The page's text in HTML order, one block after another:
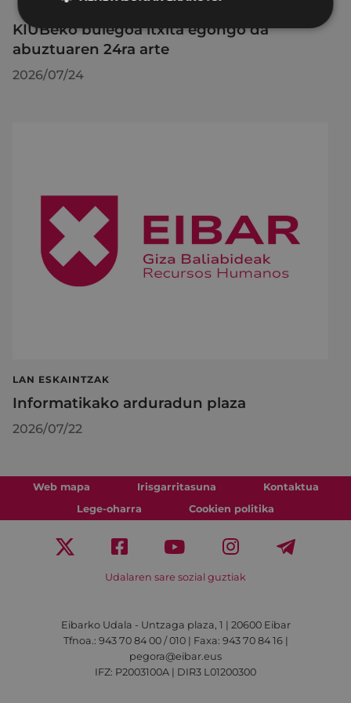
KIUBeko bulegoa itxita egongo da
abuztuaren 24ra arte
2026/07/24
LAN ESKAINTZAK
Informatikako arduradun plaza
2026/07/22
Web mapa Irisgarritasuna
Kontaktua
Lege-oharra
Cookien politika
Udalaren sare sozial guztiak
Eibarko Udala - Untzaga plaza, 1 | 20600 Eibar
Tfnoa.: 943 70 84 00 / 010 | Faxa: 943 70 84 16 |
pegora@eibar.eus
IFZ: P2003100A | DIR3 L01200300